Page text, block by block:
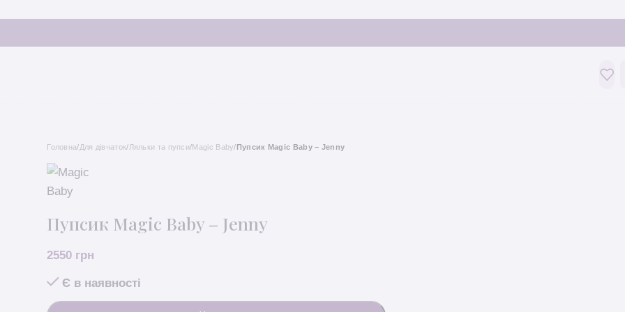
Головна/Для дівчаток/Ляльки та пупси/Magic Baby/Пупсик Magic Baby – Jenny
Пупсик Magic Baby – Jenny
2550 грн
Є в наявності